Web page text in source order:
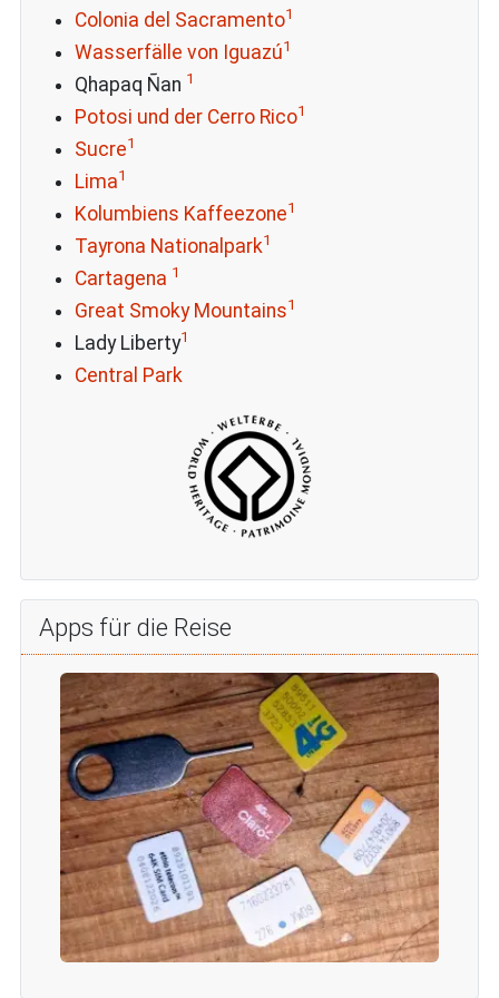
Colonia del Sacramento1
Wasserfälle von Iguazú1
Qhapaq Ñan 1
Potosi und der Cerro Rico1
Sucre1
Lima1
Kolumbiens Kaffeezone1
Tayrona Nationalpark1
Cartagena 1
Great Smoky Mountains1
Lady Liberty1
Central Park
Apps für die Reise